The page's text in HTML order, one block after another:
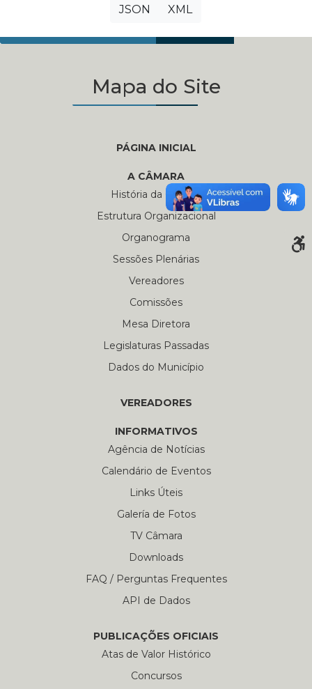
JSON
XML
Mapa do Site
PÁGINA INICIAL
A CÂMARA
História da Câmara
Estrutura Organizacional
Organograma
Sessões Plenárias
Vereadores
Comissões
Mesa Diretora
Legislaturas Passadas
Dados do Município
VEREADORES
INFORMATIVOS
Agência de Notícias
Calendário de Eventos
Links Úteis
Galería de Fotos
TV Câmara
Downloads
FAQ / Perguntas Frequentes
API de Dados
PUBLICAÇÕES OFICIAIS
Atas de Valor Histórico
Concursos